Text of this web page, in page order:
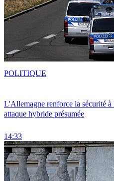
L'Allemagne renforce la sécurité
attaque hybride présumée
14:33
POLITIQUE